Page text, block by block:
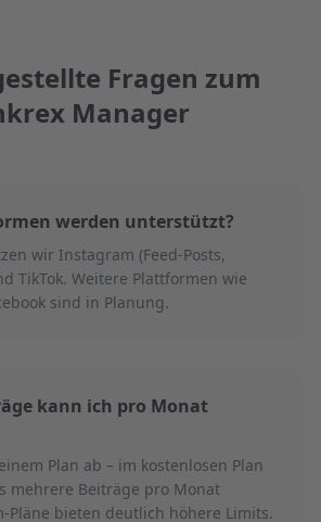
Fragen zum
Manager
werden unterstützt?
wir Instagram (Feed-Posts,
TikTok. Weitere Plattformen wie
sind in Planung.
kann ich pro Monat
Plan ab – im kostenlosen Plan
mehrere Beiträge pro Monat
Pläne bieten deutlich höhere Limits.